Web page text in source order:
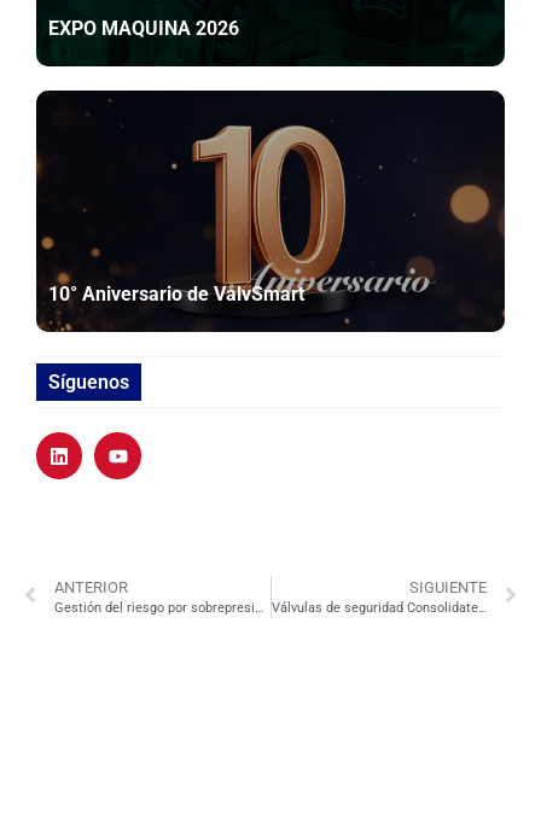
EXPO MAQUINA 2026
10° Aniversario de ValvSmart
Síguenos
ANTERIOR
Gestión del riesgo por sobrepresión en plantas industriales: válvulas de alivio y seguridad
SIGUIENTE
Válvulas de seguridad Consolidated: confiabilidad y precisión para la protección de sistemas críticos